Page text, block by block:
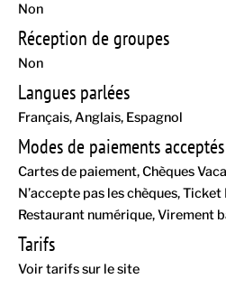
Non
Réception de groupes
Non
Langues parlées
Français Anglais Espagnol
Modes de paiements acceptés
Cartes de paiement Chèques
N’accepte pas les chèques Ticket
Restaurant numérique Virement
Tarifs
Voir tarifs sur le site